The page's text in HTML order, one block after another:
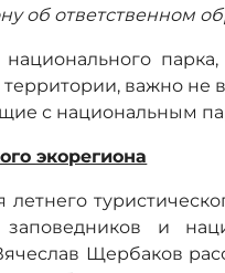
об ответственном
важно не
с национальным
экорегиона
и
Щербаков